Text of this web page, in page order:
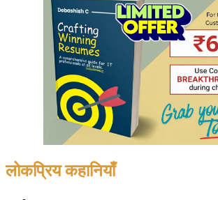
लोकप्रिय कहानियाँ